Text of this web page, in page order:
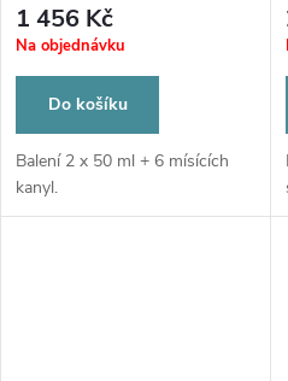
1 456 Kč
Na objednávku
Do košíku
Balení 2 x 50 ml + 6 mísících
kanyl.